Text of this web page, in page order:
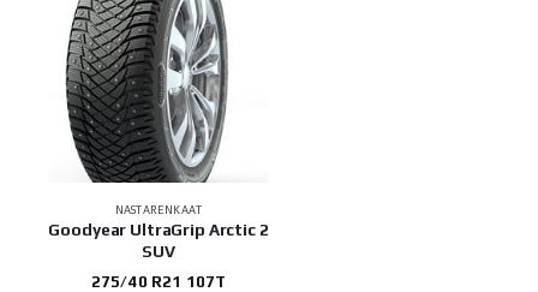
NASTARENKAAT
Goodyear UltraGrip Arctic 2
SUV
275/40 R21 107T